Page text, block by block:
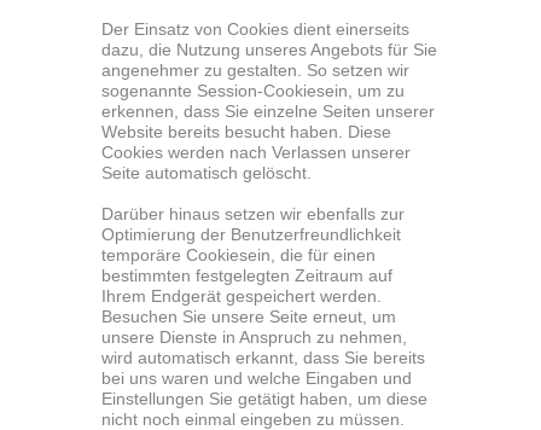
Der Einsatz von Cookies dient einerseits
dazu, die Nutzung unseres Angebots für Sie
angenehmer zu gestalten. So setzen wir
sogenannte Session-Cookiesein, um zu
erkennen, dass Sie einzelne Seiten unserer
Website bereits besucht haben. Diese
Cookies werden nach Verlassen unserer
Seite automatisch gelöscht.
Darüber hinaus setzen wir ebenfalls zur
Optimierung der Benutzerfreundlichkeit
temporäre Cookiesein, die für einen
bestimmten festgelegten Zeitraum auf
Ihrem Endgerät gespeichert werden.
Besuchen Sie unsere Seite erneut, um
unsere Dienste in Anspruch zu nehmen,
wird automatisch erkannt, dass Sie bereits
bei uns waren und welche Eingaben und
Einstellungen Sie getätigt haben, um diese
nicht noch einmal eingeben zu müssen.